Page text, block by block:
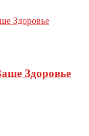
Здоровье